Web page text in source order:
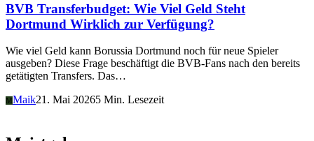
BVB Transferbudget: Wie Viel Geld Steht
Dortmund Wirklich zur Verfügung?
Wie viel Geld kann Borussia Dortmund noch für neue Spieler
ausgeben? Diese Frage beschäftigt die BVB-Fans nach den bereits
getätigten Transfers. Das…
M Maik21. Mai 20265 Min. Lesezeit